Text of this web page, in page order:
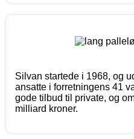
Silvan startede i 1968, og
ansatte i forretningens 41
gode tilbud til private, og
milliard kroner.